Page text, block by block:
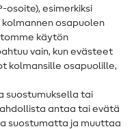
osoite), esimerkiksi
osapuolen
käytön
vain, kun evästeet
kolmansille osapuolille,
suostumuksella tai
antaa tai evätä
suostumatta ja muuttaa